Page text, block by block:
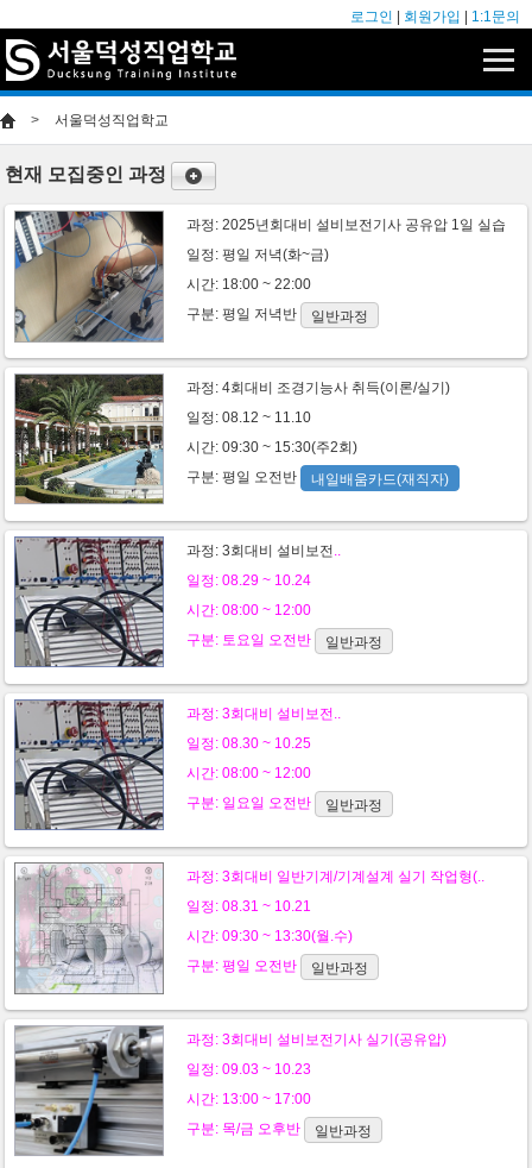
로그인 회원가입 1:1문의
> 서울덕성직업학교
현재 모집중인 과정
과정: 2025년회대비 설비보전기사 공유압 1일 실습
일정: 평일 저녁(화~금)
시간: 18:00 ~ 22:00
구분: 평일 저녁반 일반과정
과정: 4회대비 조경기능사 취득(이론/실기)
일정: 08.12 ~ 11.10
시간: 09:30 ~ 15:30(주2회)
구분: 평일 오전반 내일배움카드(재직자)
과정: 3회대비 설비보전 ..
일정: 08.29 ~ 10.24
시간: 08:00 ~ 12:00
구분: 토요일 오전반 일반과정
과정: 3회대비 설비보전..
일정: 08.30 ~ 10.25
시간: 08:00 ~ 12:00
구분: 일요일 오전반 일반과정
과정: 3회대비 일반기계/기계설계 실기 작업형(..
일정: 08.31 ~ 10.21
시간: 09:30 ~ 13:30(월.수)
구분: 평일 오전반 일반과정
과정: 3회대비 설비보전기사 실기(공유압)
일정: 09.03 ~ 10.23
시간: 13:00 ~ 17:00
구분: 목/금 오후반 일반과정